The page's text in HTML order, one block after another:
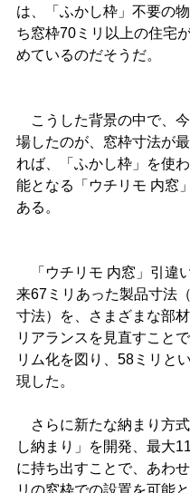
は、「ふかし枠」不要の
ち窓枠70ミリ以上の住宅
めているのだそうだ。
こうした背景の中で、
場したのが、窓枠寸法が
れば、「ふかし枠」を使
能となる「ウチリモ 内窓
ある。
「ウチリモ 内窓」引違
来67ミリあった製品寸法
寸法）を、さまざまな部
リアランスを見直すこと
リム化を図り、58ミリと
現した。
さらに新たな納まり方
し納まり」を開発、最大
に持ち出すことで、あわ
リの窓枠での設置を可能と